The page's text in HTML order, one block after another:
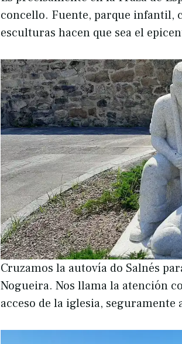
concello. Fuente, parque infantil,
esculturas hacen que sea el
Cruzamos la autovía do Salnés
Nogueira. Nos llama la atención
acceso de la iglesia,